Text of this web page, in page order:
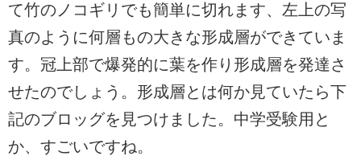
て竹のノコギリでも簡単に切れます、左上の写
真のように何層もの大きな形成層ができていま
す。冠上部で爆発的に葉を作り形成層を発達さ
せたのでしょう。形成層とは何か見ていたら下
記のブロッグを見つけました。中学受験用と
か、すごいですね。